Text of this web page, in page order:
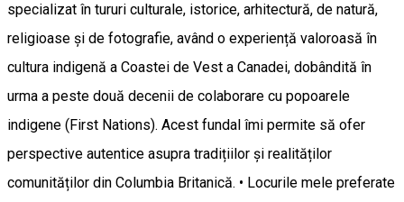
specializat în tururi culturale, istorice, arhitectură, de natură,
religioase și de fotografie, având o experiență valoroasă în
cultura indigenă a Coastei de Vest a Canadei, dobândită în
urma a peste două decenii de colaborare cu popoarele
indigene (First Nations). Acest fundal îmi permite să ofer
perspective autentice asupra tradițiilor și realităților
comunităților din Columbia Britanică. • Locurile mele preferate